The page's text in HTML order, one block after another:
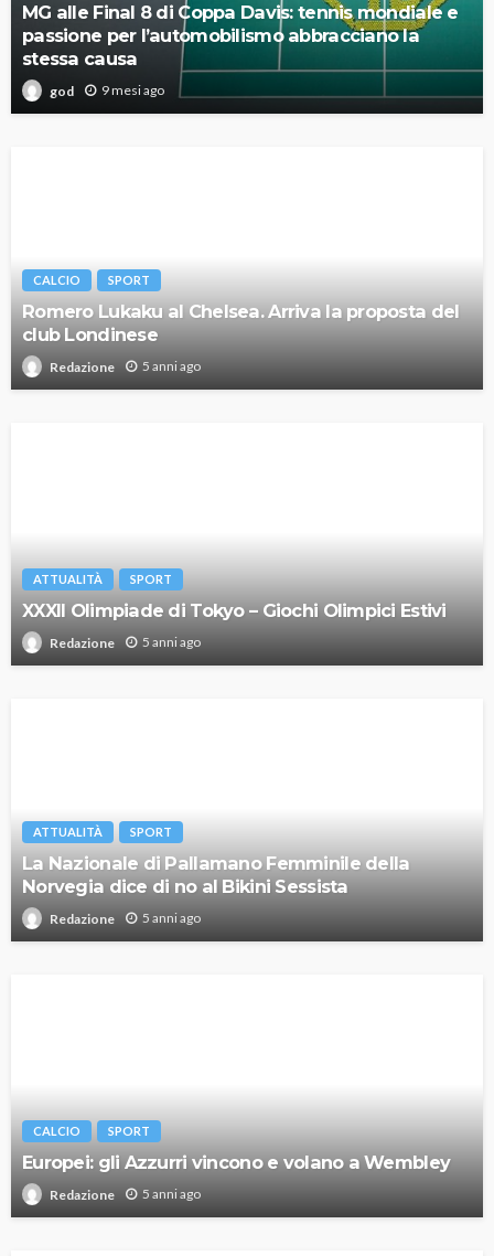
MG alle Final 8 di Coppa Davis: tennis mondiale e
passione per l’automobilismo abbracciano la
stessa causa
god 9 mesi ago
CALCIO SPORT
Romero Lukaku al Chelsea. Arriva la proposta del
club Londinese
Redazione 5 anni ago
ATTUALITÀ SPORT
XXXII Olimpiade di Tokyo – Giochi Olimpici Estivi
Redazione 5 anni ago
ATTUALITÀ SPORT
La Nazionale di Pallamano Femminile della
Norvegia dice di no al Bikini Sessista
Redazione 5 anni ago
CALCIO SPORT
Europei: gli Azzurri vincono e volano a Wembley
Redazione 5 anni ago